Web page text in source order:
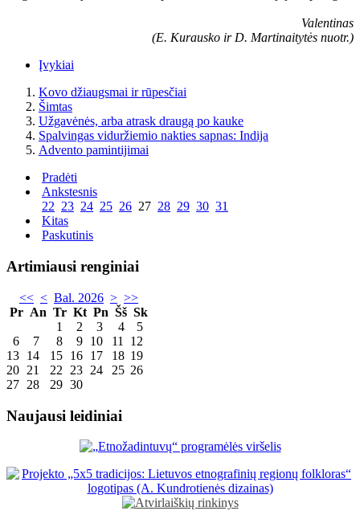
Valentinas
(E. Kurausko ir D. Martinaitytės nuotr.)
Įvykiai
Kovo džiaugsmai ir rūpesčiai
Šimtas
Užgavėnės, arba atrask draugą po kauke
Spalvingas viduržiemio nakties sapnas: Indija
Advento pamintijimai
Pradėti
Ankstesnis
22 23 24 25 26 27 28 29 30 31
Kitas
Paskutinis
Artimiausi renginiai
<< < Bal. 2026 > >>
Pr An Tr Kt Pn Šš Sk
1
2 3 4
5
6
7 8 9 10 11
12
13 14 15 16 17 18 19
20 21 22 23 24 25 26
27 28 29 30
Naujausi leidiniai